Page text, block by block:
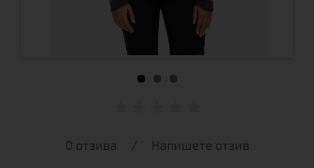
0 отзива / Напишете отзив